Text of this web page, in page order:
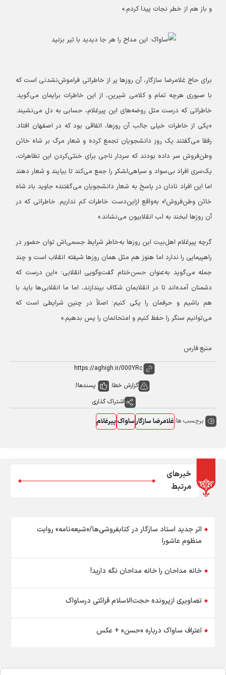
و باز هم از خطر نجات پیدا کردم.»
برای حاج غلامرضا سازگار، آن روزها پر از خاطراتی فراموش‌نشدنی است که
با صبوری هرچه تمام و کلامی شیرین، از این خاطرات برایمان می‌گوید.
خاطراتی که درست مثل روضه‌های این پیرغلام، حسابی به دل می‌نشیند.
«یکی از خاطرات خیلی جالب آن روزها، اتفاقی بود که در اصفهان افتاد.
رفقا می‌گفتند یک روز دانشجویان تجمع کرده و شعار مرگ بر شاه خائن
وطن‌فروش سر داده بودند که سردار ناجی برای خنثی‌کردن این تظاهرات،
یک‌سری افراد بی‌سواد و سیاهی‌لشکر را جمع می‌کند تا بیایند و شعار دهند
اما این افراد نادان در پاسخ به شعار دانشجویان می‌گفتند» جاوید باد شاه
خائن وطن‌فروش!» به‌واقع ازاین‌دست خاطرات کم نداریم. خاطراتی که در
آن روزها لبخند به لب انقلابیون می‌نشاند.»
گرچه پیرغلام اهل‌بیت این روزها به‌خاطر شرایط جسمی‌اش توان حضور در
راهپیمایی را ندارد اما هنوز هم مثل همان روزها شیفته انقلاب است و چند
جمله می‌گوید به‌عنوان حسن‌ختام گفت‌وگویی انقلابی؛ «این درست که
دشمنان آمده‌اند تا در انقلابمان شکاف بیندازند، اما ما انقلابی‌ها باید با
هم باشیم و حرفمان را یکی کنیم؛ اصلاً در چنین شرایطی است که
می‌توانیم سنگر را حفظ کنیم و امتحانمان را پس بدهیم.»
منبع:فارس
گزارش خطا پسندها1
اشتراک گذاری
برچسب ها:غلامرضا سازگارساواکپیرغلام
خبرهای
مرتبط
اثر جدید استاد سازگار در کتابفروشی‌ها/«شیعه‌نامه» روایت
منظوم عاشورا
خانه مداحان را خانه مداحان نگه دارید!
تصاویری ازپرونده حجت‌الاسلام قرائتی درساواک
اعتراف ساواک درباره «حسن» + عکس